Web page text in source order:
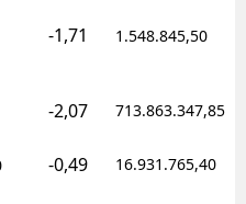
-1,71 1.548.845,50
-2,07 713.863.347,85
-0,49 16.931.765,40